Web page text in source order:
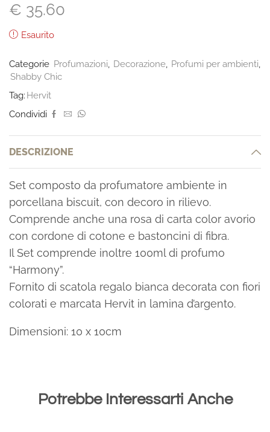
€ 35.60
Esaurito
Categorie Profumazioni Decorazione Profumi per ambienti
Shabby Chic
Tag: Hervit
Condividi
DESCRIZIONE
Set composto da profumatore ambiente in
porcellana biscuit, con decoro in rilievo.
Comprende anche una rosa di carta color avorio
con cordone di cotone e bastoncini di fibra.
Il Set comprende inoltre 100ml di profumo
“Harmony”.
Fornito di scatola regalo bianca decorata con fiori
colorati e marcata Hervit in lamina d’argento.
Dimensioni: 10 x 10cm
Potrebbe Interessarti Anche